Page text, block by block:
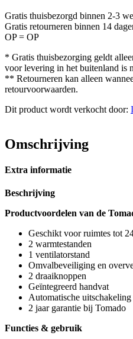
Gratis thuisbezorgd binnen 2-3
Gratis retourneren binnen 14
OP = OP
* Gratis thuisbezorging geldt
voor levering in het buitenland is
** Retourneren kan alleen
retourvoorwaarden.
Dit product wordt verkocht door:
Omschrijving
Extra informatie
Beschrijving
Productvoordelen van de
Geschikt voor ruimtes tot
2 warmtestanden
1 ventilatorstand
Omvalbeveiliging en
2 draaiknoppen
Geïntegreerd handvat
Automatische uitschakeling
2 jaar garantie bij Tomado
Functies & gebruik